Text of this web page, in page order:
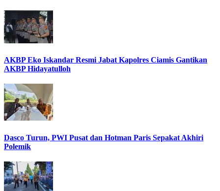
AKBP Eko Iskandar Resmi Jabat Kapolres Ciamis Gantikan
AKBP Hidayatulloh
Dasco Turun, PWI Pusat dan Hotman Paris Sepakat Akhiri
Polemik